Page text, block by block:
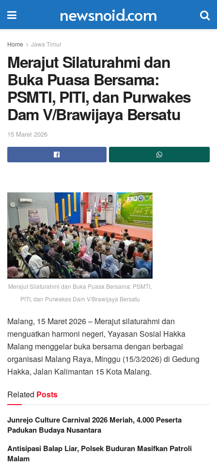
newsnoid.com
Home Jawa Timur
Merajut Silaturahmi dan
Buka Puasa Bersama:
PSMTI, PITI, dan Purwakes
Dam V/Brawijaya Bersatu
15 Maret 2026
Merajut Silaturahmi dan Buka Puasa Bersama: PSMTI,
PITI, dan Purwakes Dam V/Brawijaya Bersatu
Malang, 15 Maret 2026 – Merajut silaturahmi dan
menguatkan harmoni negeri, Yayasan Sosial Hakka
Malang menggelar buka bersama dengan berbagai
organisasi Malang Raya, Minggu (15/3/2026) di Gedung
Hakka, Jalan Kalimantan 15 Kota Malang.
Related Posts
Junrejo Culture Carnival 2026 Meriah, 4.000 Peserta
Padukan Budaya Nusantara
Antisipasi Balap Liar, Polsek Buduran Masifkan Patroli
Malam